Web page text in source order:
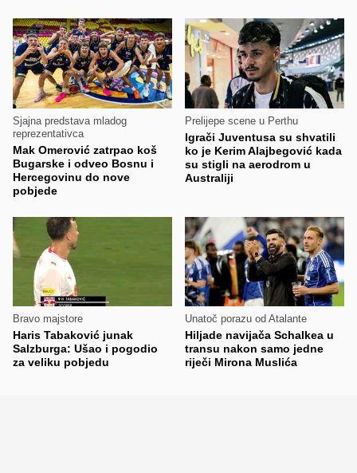
Sjajna predstava mladog
reprezentativca
Mak Omerović zatrpao koš
Bugarske i odveo Bosnu i
Hercegovinu do nove
pobjede
Prelijepe scene u Perthu
Igrači Juventusa su shvatili
ko je Kerim Alajbegović kada
su stigli na aerodrom u
Australiji
Bravo majstore
Haris Tabaković junak
Salzburga: Ušao i pogodio
za veliku pobjedu
Unatoč porazu od Atalante
Hiljade navijača Schalkea u
transu nakon samo jedne
riječi Mirona Muslića